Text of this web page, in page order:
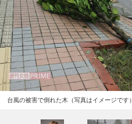
台風の被害で倒れた木（写真はイメージです）